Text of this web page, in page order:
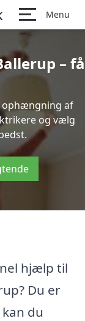
Menu
– få
ophængning af
og vælg
hjælp til
Du er
du